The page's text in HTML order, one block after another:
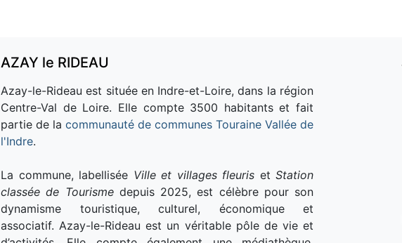
AZAY le RIDEAU
Azay-le-Rideau est située en Indre-et-Loire, dans la région
Centre-Val de Loire. Elle compte 3500 habitants et fait
partie de la communauté de communes Touraine Vallée de
l'Indre.
La commune, labellisée Ville et villages fleuris et Station
classée de Tourismedepuis 2025, est célèbre pour son
dynamisme touristique, culturel, économique et
associatif. Azay-le-Rideau est un véritable pôle de vie et